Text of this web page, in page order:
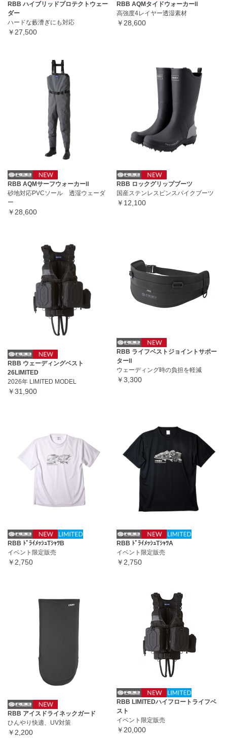
RBB ハイブリッドプロテクトウェー
ダー
ハードな藪漕ぎにも対応
￥27,500
RBB AQMタイドウォーカーⅡ
高強度4レイヤー透湿素材
￥28,600
RBB AQMサーフウォーカーⅡ
砂地対応PVCソール 透湿ウェーダ
ー
￥28,600
RBB ロックグリップブーツ
国産ステンレスピンスパイクブーツ
￥12,100
RBB ウェーディングベスト
26LIMITED
2026年 LIMITED MODEL
￥31,900
RBB ライフベストジョイントサポー
ターⅡ
ウェーディング時の負担を軽減
￥3,300
RBB ﾄﾞﾗｲﾒｯｼｭTｼｬﾂB
イベント限定販売
￥2,750
RBB ﾄﾞﾗｲﾒｯｼｭTｼｬﾂA
イベント限定販売
￥2,750
RBB アイスドライネックガード
ひんやり快適、UV対策
￥2,200
RBB LIMITEDハイフロートライフベ
スト
イベント限定販売
￥20,000